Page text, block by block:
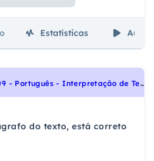
Estatísticas Aulas
U
EFS 2009 - Português - Interpretação de Textos, Uso dos conectivos, Análise sintática, Homonímia, Paronímia, Sinonímia e Antonímia, Sintaxe, Noções Gerais de Compreensão e Interpretação de Texto
do texto, está correto